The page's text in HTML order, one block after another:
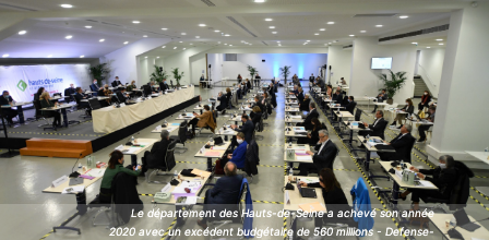
Le département des Hauts-de-Seine a achevé son année
2020 avec un excédent budgétaire de 560 millions - Defense-
Le département des Hauts-de-Seine a achevé son année
2020 avec un excédent budgétaire de 560 millions - Defense-